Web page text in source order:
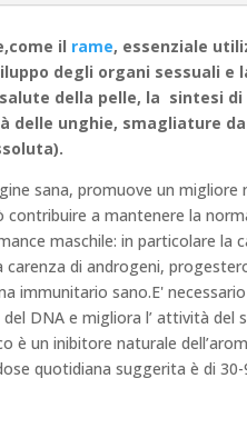
il rame, essenziale
degli organi sessuali
della pelle, la sintesi
delle unghie, smagliature
sana, promuove un
a mantenere la
maschile: in particolare la
carenza di androgeni,
immunitario sano.E'
DNA e migliora l’ attività del
è un inibitore naturale
quotidiana suggerita è di